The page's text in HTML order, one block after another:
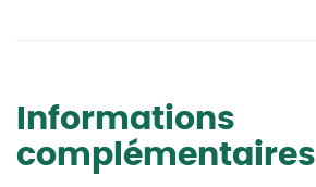
Informations
complémentaires